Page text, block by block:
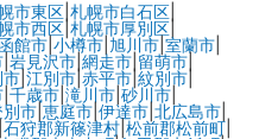
市東区| 札幌市白石区|
市西区|札幌市厚別区|
館市| 小樽市| 旭川市| 室蘭市|
| 岩見沢市| 網走市| 留萌市|
| 江別市|赤平市|紋別市|
| 千歳市| 滝川市| 砂川市|
別市| 恵庭市| 伊達市| 北広島市|
石狩郡新篠津村| 松前郡松前町|